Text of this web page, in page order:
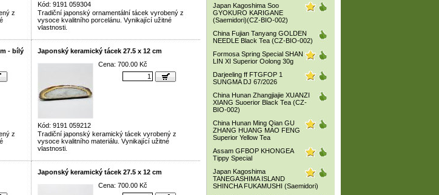
z
Kód: 9191 059304
Tradiční japonský ornamentální tácek vyrobený z
vysoce kvalitního porcelánu. Vynikající užitné
vlastnosti.
- bílý
z
Japonský keramický tácek 27.5 x 12 cm
Kód: 9191 059212
Cena: 700.00 Kč
Tradiční japonský keramický tácek vyrobený z
vysoce kvalitního materiálu. Vynikající užitné
vlastnosti.
Japonský keramický tácek 27.5 x 12 cm
Cena: 700.00 Kč
Japan Kagoshima Soo
GYOKURO KARIGANE
(Saemidori)(CZ-BIO-002)
China Fujian Tanyang GOLDEN
NEEDLE Black Tea (CZ-BIO-002)
Formosa Spring Special SHAN
LIN XI Superior Oolong 30g
Darjeeling ff FTGFOP 1
SUNGMA DJ 67/2026
China Hunan Zhangjiajie XUANZI
XIANG Suoerior Black Tea (CZ-
BIO-002)
China Hunan Ming Qian GU
ZHANG HUANG MAO FENG
Superior Yellow Tea
Assam GFBOP KHONGEA
Tippy Special
Japan Kagoshima
TANEGASHIMA ISLAND
SHINCHA FUKAMUSHI (Saemidori)